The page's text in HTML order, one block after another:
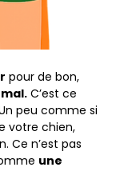
pour de bon,
C’est ce
peu comme si
votre chien,
Ce n’est pas
une